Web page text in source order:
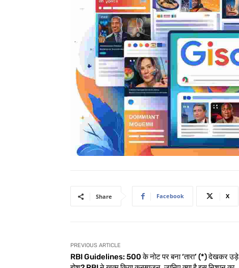
Share Facebook X
PREVIOUS ARTICLE
RBI Guidelines: 500 के नोट पर बना ‘तारा’ (*) देखकर उड़े